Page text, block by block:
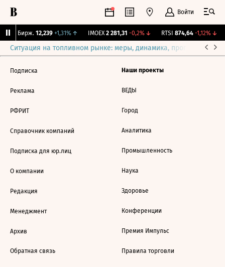
Войти
CNY Бирж. 12,239 +1,31%↑ IMOEX 2 281,31 -0,2%↓ RTSI 874,64 -1,12%↓
Ситуация на топливном рынке: меры, динамика, прогнозы
Подписка
Реклама
РФРИТ
Справочник компаний
Подписка для юр.лиц
О компании
Редакция
Менеджмент
Архив
Обратная связь
Наши проекты
ВЕДЫ
Город
Аналитика
Промышленность
Наука
Здоровье
Конференции
Премия Импульс
Правила торговли